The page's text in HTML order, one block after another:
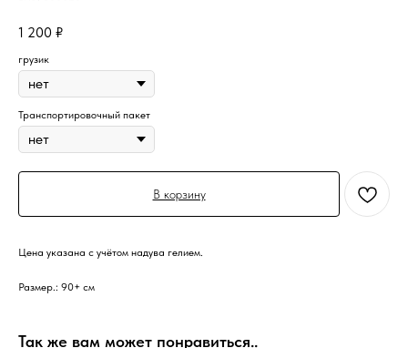
1 200 ₽
грузик
Транспортировочный пакет
В корзину
Цена указана с учётом надува гелием.
Размер.: 90+ см
Так же вам может понравиться..